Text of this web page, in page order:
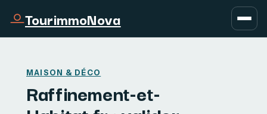
TourimmoNova
MAISON & DÉCO
Raffinement-et-